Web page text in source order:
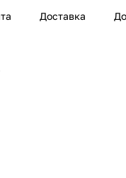
Доставка